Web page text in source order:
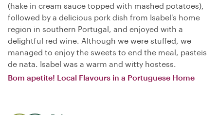
(hake in cream sauce topped with mashed potatoes),
followed by a delicious pork dish from Isabel's home
region in southern Portugal, and enjoyed with a
delightful red wine. Although we were stuffed, we
managed to enjoy the sweets to end the meal, pasteis
de nata. Isabel was a warm and witty hostess.
Bom apetite! Local Flavours in a Portuguese Home